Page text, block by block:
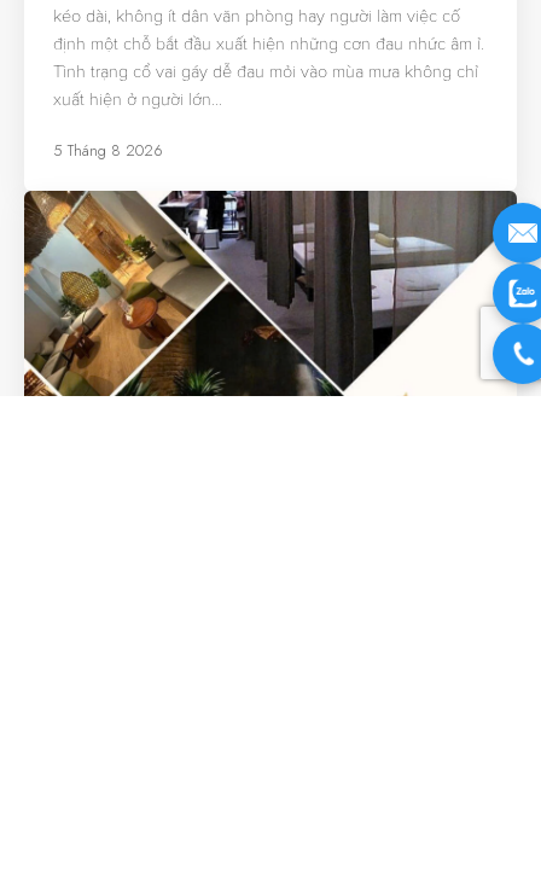
kéo dài, không ít dân văn phòng hay người làm việc cố
định một chỗ bắt đầu xuất hiện những cơn đau nhức âm ỉ.
Tình trạng cổ vai gáy dễ đau mỏi vào mùa mưa không chỉ
xuất hiện ở người lớn…
5 Tháng 8 2026